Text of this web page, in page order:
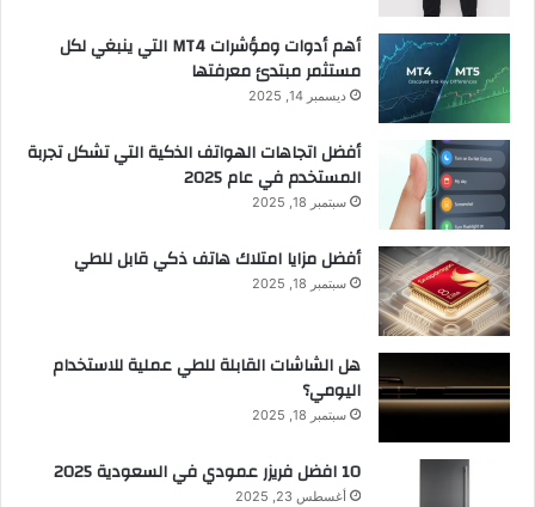
أهم أدوات ومؤشرات MT4 التي ينبغي لكل
مستثمر مبتدئ معرفتها
ديسمبر 14, 2025
أفضل اتجاهات الهواتف الذكية التي تشكل تجربة
المستخدم في عام 2025
سبتمبر 18, 2025
أفضل مزايا امتلاك هاتف ذكي قابل للطي
سبتمبر 18, 2025
هل الشاشات القابلة للطي عملية للاستخدام
اليومي؟
سبتمبر 18, 2025
10 افضل فريزر عمودي​ في السعودية​ 2025
أغسطس 23, 2025